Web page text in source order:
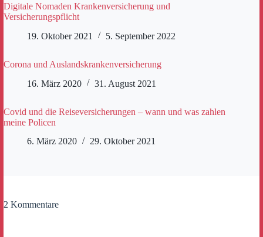
Digitale Nomaden Krankenversicherung und
Versicherungspflicht
19. Oktober 2021
5. September 2022
Corona und Auslandskrankenversicherung
16. März 2020
31. August 2021
Covid und die Reiseversicherungen – wann und was zahlen
meine Policen
6. März 2020
29. Oktober 2021
2 Kommentare